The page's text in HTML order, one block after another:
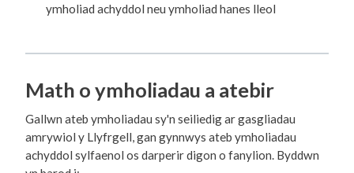
ymholiad achyddol neu ymholiad hanes lleol
Math o ymholiadau a atebir
Gallwn ateb ymholiadau sy'n seiliedig ar gasgliadau
amrywiol y Llyfrgell, gan gynnwys ateb ymholiadau
achyddol sylfaenol os darperir digon o fanylion. Byddwn